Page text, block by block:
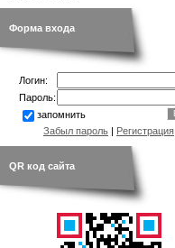
Форма входа
Логин:
Пароль:
запомнить
Забыл пароль | Регистрация
QR код сайта